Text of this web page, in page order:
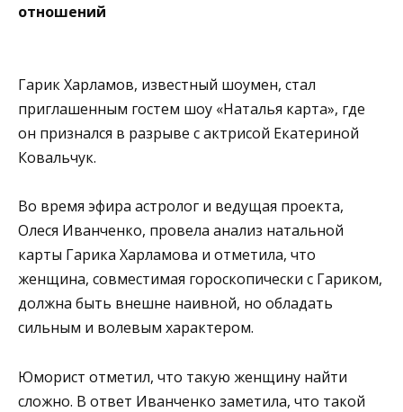
отношений
Гарик Харламов, известный шоумен, стал
приглашенным гостем шоу «Наталья карта», где
он признался в разрыве с актрисой Екатериной
Ковальчук.
Во время эфира астролог и ведущая проекта,
Олеся Иванченко, провела анализ натальной
карты Гарика Харламова и отметила, что
женщина, совместимая гороскопически с Гариком,
должна быть внешне наивной, но обладать
сильным и волевым характером.
Юморист отметил, что такую женщину найти
сложно. В ответ Иванченко заметила, что такой